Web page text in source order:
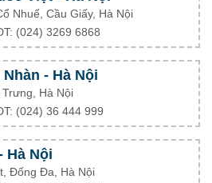
Nhuế, Cầu Giấy, Hà Nội
(024) 3269 6868
- Hà Nội
Hà Nội
(024) 36 444 999
Hà Nội
Đống Đa, Hà Nội